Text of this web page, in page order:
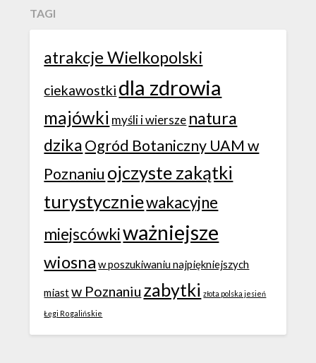
TAGI
atrakcje Wielkopolski
ciekawostki dla zdrowia
majówki myśli i wiersze natura
dzikaOgród Botaniczny UAM w
Poznaniu ojczyste zakątki
turystyczniewakacyjne
miejscówkiważniejsze
wiosna w poszukiwaniu najpiękniejszych
miastw Poznaniu zabytki złota polska jesień
Łęgi Rogalińskie